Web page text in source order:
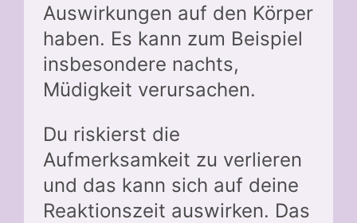
Auswirkungen auf den Körper
haben. Es kann zum Beispiel
insbesondere nachts,
Müdigkeit verursachen.
Du riskierst die
Aufmerksamkeit zu verlieren
und das kann sich auf deine
Reaktionszeit auswirken. Das